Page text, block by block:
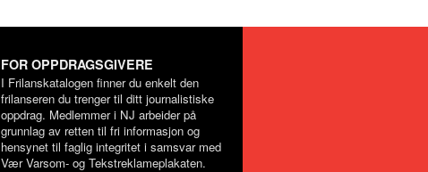
FOR OPPDRAGSGIVERE
I Frilanskatalogen finner du enkelt den
frilanseren du trenger til ditt journalistiske
oppdrag. Medlemmer i NJ arbeider på
grunnlag av retten til fri informasjon og
hensynet til faglig integritet i samsvar med
Vær Varsom- og Tekstreklameplakaten.